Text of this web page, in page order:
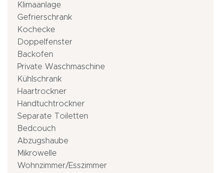
Klimaanlage
Gefrierschrank
Kochecke
Doppelfenster
Backofen
Private Waschmaschine
Kühlschrank
Haartrockner
Handtuchtrockner
Separate Toiletten
Bedcouch
Abzugshaube
Mikrowelle
Wohnzimmer/Esszimmer